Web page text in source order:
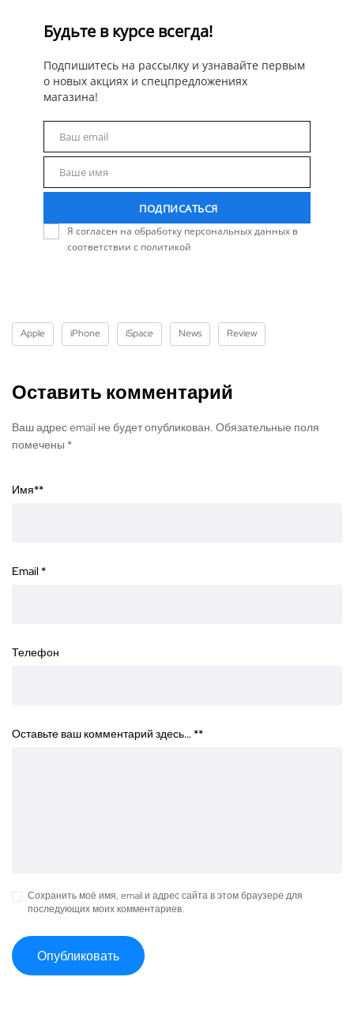
Будьте в курсе всегда!
Подпишитесь на рассылку и узнавайте первым
о новых акциях и спецпредложениях
магазина!
Email
Ваш email
Name
Ваше имя
ПОДПИСАТЬСЯ
Я согласен на обработку персональных данных в
соответствии с политикой
Apple iPhone iSpace News Review
Оставить комментарий
Ваш адрес email не будет опубликован. Обязательные поля
помечены *
Имя**
Email *
Телефон
Оставьте ваш комментарий здесь… **
Сохранить моё имя, email и адрес сайта в этом браузере для
последующих моих комментариев.